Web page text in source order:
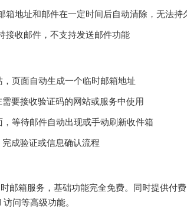
箱地址和邮件在一定时间后自动清除，无法持
接收邮件，不支持发送邮件功能
页面自动生成一个临时邮箱地址
要接收验证码的网站或服务中使用
等待邮件自动出现或手动刷新收件箱
成验证或信息确认流程
邮箱服务，基础功能完全免费。同时提供付
问等高级功能。